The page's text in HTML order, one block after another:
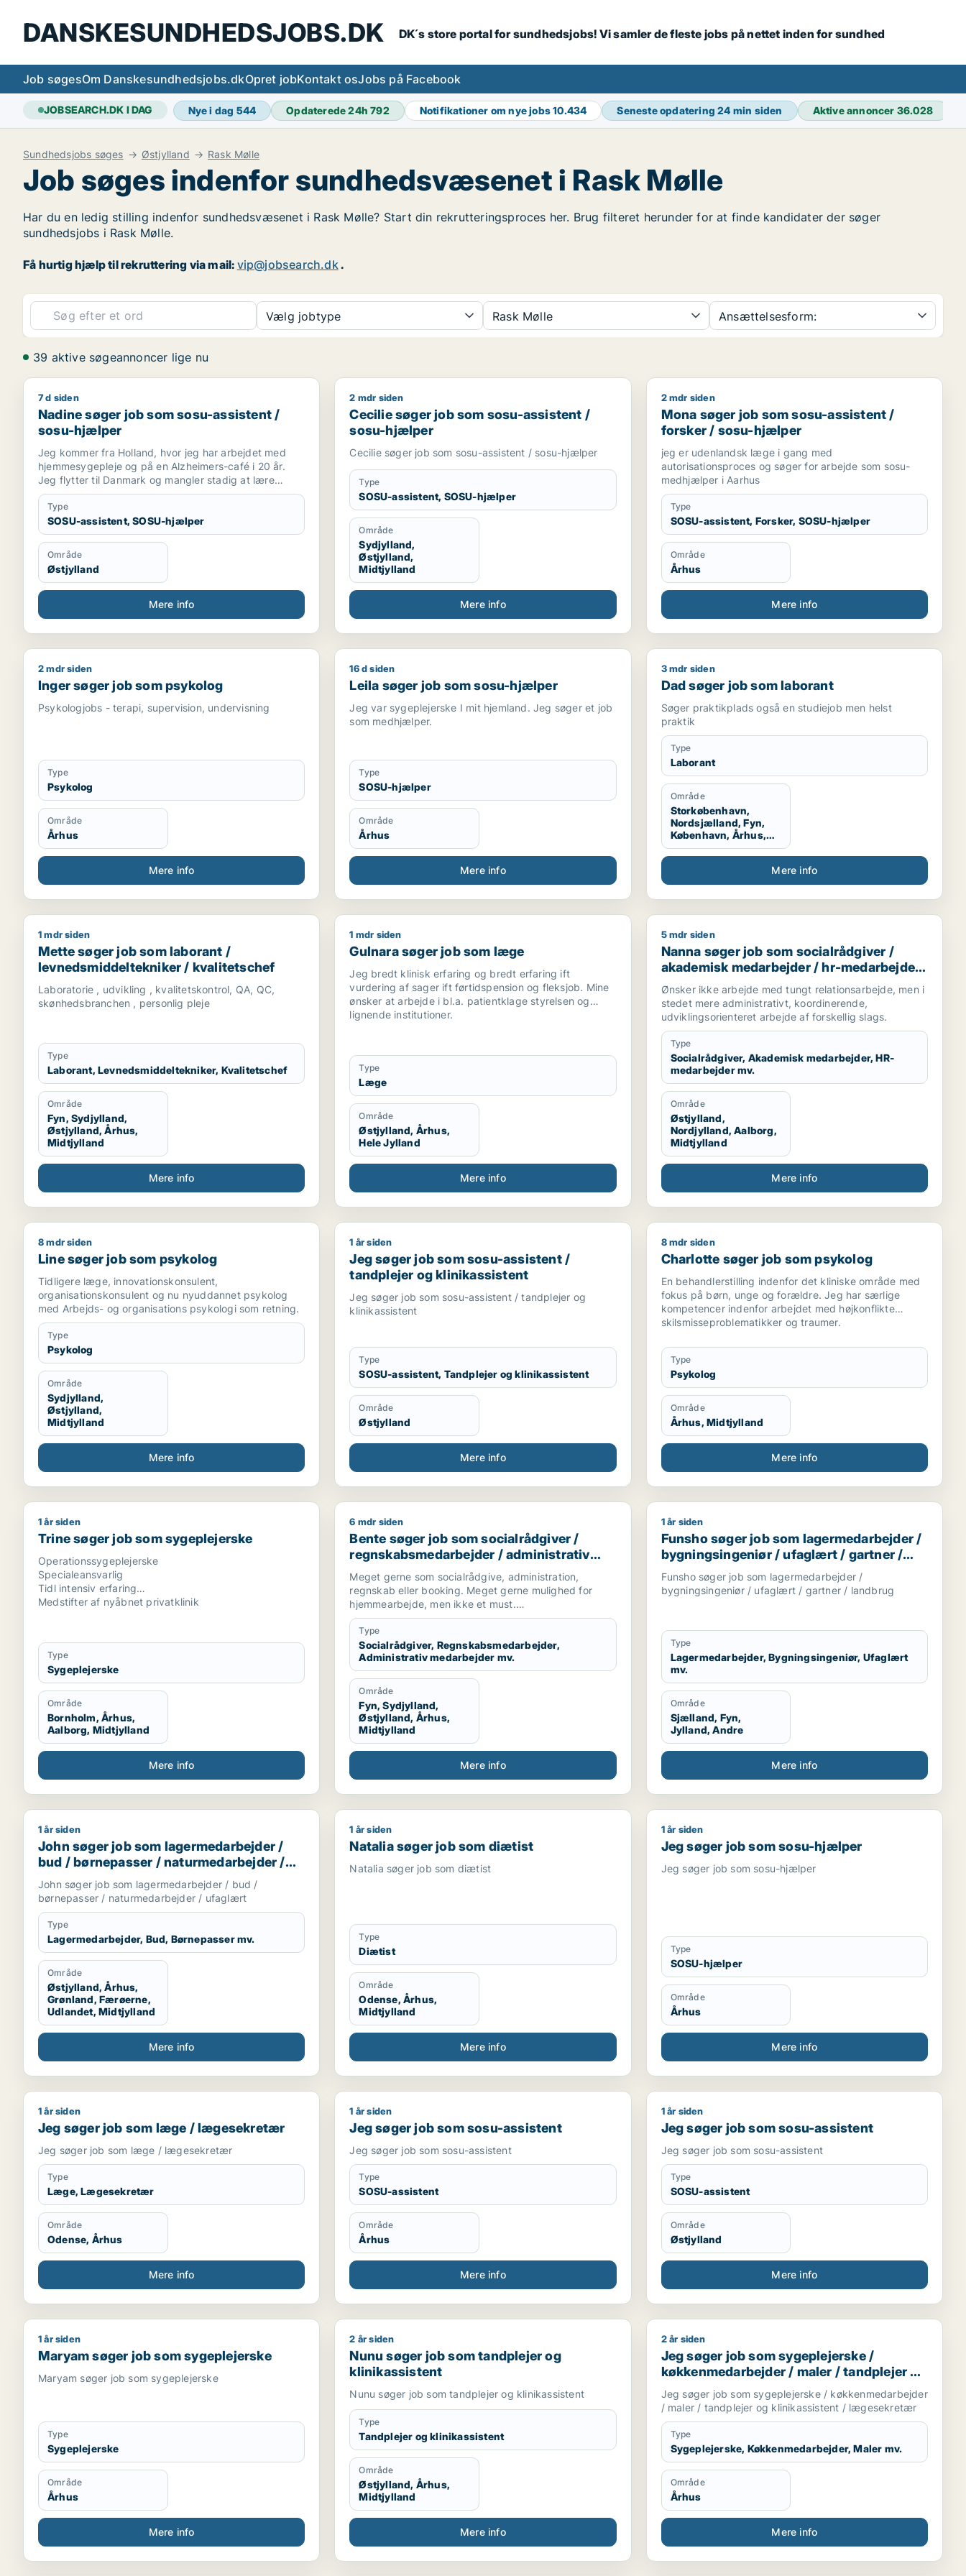
DANSKESUNDHEDSJOBS.DK DK´s store portal for sundhedsjobs! Vi samler de fleste jobs på nettet inden for sundhed
Job søgesOm Danskesundhedsjobs.dkOpret jobKontakt osJobs på Facebook
JOBSEARCH.DK I DAG Nye i dag 544 Opdaterede 24h792 Notifikationer om nye jobs10.434 Seneste opdatering24 min siden Aktive annoncer 36.028
Sundhedsjobs søges Østjylland Rask Mølle
Job søges indenfor sundhedsvæsenet i Rask Mølle
Har du en ledig stilling indenfor sundhedsvæsenet i Rask Mølle? Start din rekrutteringsproces her. Brug filteret herunder for at finde kandidater der søger
sundhedsjobs i Rask Mølle.
Få hurtig hjælp til rekruttering via mail: vip@jobsearch.dk.
Vælg jobtype Rask Mølle Ansættelsesform:
39 aktive søgeannoncer lige nu
Nadine søger job som sosu-assistent / sosu-hjælper
7 d siden
Nadine søger job som sosu-assistent /
sosu-hjælper
Jeg kommer fra Holland, hvor jeg har arbejdet med
hjemmesygepleje og på en Alzheimers-café i 20 år.
Jeg flytter til Danmark og mangler stadig at lære
sproget godt, før jeg kan arbejde som sygeplejerske.
Type
SOSU-assistent, SOSU-hjælper
Område
Østjylland
Mere info
Cecilie søger job som sosu-assistent / sosu-hjælper
2 mdr siden
Cecilie søger job som sosu-assistent /
sosu-hjælper
Cecilie søger job som sosu-assistent / sosu-hjælper
Type
SOSU-assistent, SOSU-hjælper
Område
Sydjylland,
Østjylland,
Midtjylland
Mere info
Mona søger job som sosu-assistent / forsker / sosu-
2 mdr siden
Mona søger job som sosu-assistent /
forsker / sosu-hjælper
jeg er udenlandsk læge i gang med
autorisationsproces og søger for arbejde som sosu-
medhjælper i Aarhus
Type
SOSU-assistent, Forsker, SOSU-hjælper
Område
Århus
Mere info
Inger søger job som psykolog
2 mdr siden
Inger søger job som psykolog
Psykologjobs - terapi, supervision, undervisning
Type
Psykolog
Område
Århus
Mere info
Leila søger job som sosu-hjælper
16 d siden
Leila søger job som sosu-hjælper
Jeg var sygeplejerske I mit hjemland. Jeg søger et job
som medhjælper.
Type
SOSU-hjælper
Område
Århus
Mere info
Dad søger job som laborant
3 mdr siden
Dad søger job som laborant
Søger praktikplads også en studiejob men helst
praktik
Type
Laborant
Område
Storkøbenhavn,
Nordsjælland, Fyn,
København, Århus,
Aalborg
Mere info
Mette søger job som laborant / levnedsmiddeltekniker / kvalitetschef
1 mdr siden
Mette søger job som laborant /
levnedsmiddeltekniker / kvalitetschef
Laboratorie , udvikling , kvalitetskontrol, QA, QC,
skønhedsbranchen , personlig pleje
Type
Laborant, Levnedsmiddeltekniker, Kvalitetschef
Område
Fyn, Sydjylland,
Østjylland, Århus,
Midtjylland
Mere info
Gulnara søger job som læge
1 mdr siden
Gulnara søger job som læge
Jeg bredt klinisk erfaring og bredt erfaring ift
vurdering af sager ift førtidspension og fleksjob. Mine
ønsker at arbejde i bl.a. patientklage styrelsen og
lignende institutioner.
Type
Læge
Område
Østjylland, Århus,
Hele Jylland
Mere info
Nanna søger job som socialrådgiver / akademisk
5 mdr siden
Nanna søger job som socialrådgiver /
akademisk medarbejder / hr-medarbejder
/ kvalitetskoordinator
Ønsker ikke arbejde med tungt relationsarbejde, men i
stedet mere administrativt, koordinerende,
udviklingsorienteret arbejde af forskellig slags.
Type
Socialrådgiver, Akademisk medarbejder, HR-
medarbejder mv.
Område
Østjylland,
Nordjylland, Aalborg,
Midtjylland
Mere info
Line søger job som psykolog
8 mdr siden
Line søger job som psykolog
Tidligere læge, innovationskonsulent,
organisationskonsulent og nu nyuddannet psykolog
med Arbejds- og organisations psykologi som retning.
Type
Psykolog
Område
Sydjylland,
Østjylland,
Midtjylland
Mere info
Jeg søger job som sosu-assistent / tandplejer og klinikassistent
1 år siden
Jeg søger job som sosu-assistent /
tandplejer og klinikassistent
Jeg søger job som sosu-assistent / tandplejer og
klinikassistent
Type
SOSU-assistent, Tandplejer og klinikassistent
Område
Østjylland
Mere info
Charlotte søger job som psykolog
8 mdr siden
Charlotte søger job som psykolog
En behandlerstilling indenfor det kliniske område med
fokus på børn, unge og forældre. Jeg har særlige
kompetencer indenfor arbejdet med højkonflikte
skilsmisseproblematikker og traumer.
Type
Psykolog
Område
Århus, Midtjylland
Mere info
Trine søger job som sygeplejerske
1 år siden
Trine søger job som sygeplejerske
Operationssygeplejerske
Specialeansvarlig
Tidl intensiv erfaring
Medstifter af nyåbnet privatklinik
Type
Sygeplejerske
Område
Bornholm, Århus,
Aalborg, Midtjylland
Mere info
Bente søger job som socialrådgiver / regnskabsmedarbejder / administrativ medarbejder / kontorassistent
6 mdr siden
Bente søger job som socialrådgiver /
regnskabsmedarbejder / administrativ
medarbejder / kontorassistent
Meget gerne som socialrådgive, administration,
regnskab eller booking. Meget gerne mulighed for
hjemmearbejde, men ikke et must.
Sekretær for studerende
Type
Socialrådgiver, Regnskabsmedarbejder,
Administrativ medarbejder mv.
Område
Fyn, Sydjylland,
Østjylland, Århus,
Midtjylland
Mere info
Funsho søger job som lagermedarbejder /
1 år siden
Funsho søger job som lagermedarbejder /
bygningsingeniør / ufaglært / gartner /
landbrug
Funsho søger job som lagermedarbejder /
bygningsingeniør / ufaglært / gartner / landbrug
Type
Lagermedarbejder, Bygningsingeniør, Ufaglært
mv.
Område
Sjælland, Fyn,
Jylland, Andre
Mere info
John søger job som lagermedarbejder / bud / børnepasser / naturmedarbejder / ufaglært
1 år siden
John søger job som lagermedarbejder /
bud / børnepasser / naturmedarbejder /
ufaglært
John søger job som lagermedarbejder / bud /
børnepasser / naturmedarbejder / ufaglært
Type
Lagermedarbejder, Bud, Børnepasser mv.
Område
Østjylland, Århus,
Grønland, Færøerne,
Udlandet, Midtjylland
Mere info
Natalia søger job som diætist
1 år siden
Natalia søger job som diætist
Natalia søger job som diætist
Type
Diætist
Område
Odense, Århus,
Midtjylland
Mere info
Jeg søger job som sosu-hjælper
1 år siden
Jeg søger job som sosu-hjælper
Jeg søger job som sosu-hjælper
Type
SOSU-hjælper
Område
Århus
Mere info
Jeg søger job som læge / lægesekretær
1 år siden
Jeg søger job som læge / lægesekretær
Jeg søger job som læge / lægesekretær
Type
Læge, Lægesekretær
Område
Odense, Århus
Mere info
Jeg søger job som sosu-assistent
1 år siden
Jeg søger job som sosu-assistent
Jeg søger job som sosu-assistent
Type
SOSU-assistent
Område
Århus
Mere info
Jeg søger job som sosu-assistent
1 år siden
Jeg søger job som sosu-assistent
Jeg søger job som sosu-assistent
Type
SOSU-assistent
Område
Østjylland
Mere info
Maryam søger job som sygeplejerske
1 år siden
Maryam søger job som sygeplejerske
Maryam søger job som sygeplejerske
Type
Sygeplejerske
Område
Århus
Mere info
Nunu søger job som tandplejer og klinikassistent
2 år siden
Nunu søger job som tandplejer og
klinikassistent
Nunu søger job som tandplejer og klinikassistent
Type
Tandplejer og klinikassistent
Område
Østjylland, Århus,
Midtjylland
Mere info
Jeg søger job som sygeplejerske /
2 år siden
Jeg søger job som sygeplejerske /
køkkenmedarbejder / maler / tandplejer og
klinikassistent / lægesekretær
Jeg søger job som sygeplejerske / køkkenmedarbejder
/ maler / tandplejer og klinikassistent / lægesekretær
Type
Sygeplejerske, Køkkenmedarbejder, Maler mv.
Område
Århus
Mere info